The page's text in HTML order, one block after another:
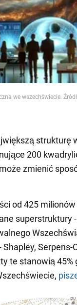
we wszechświecie.
strukturę
200
zmienić
od 425
superstruktury
Serpens-
te stanowią 45%